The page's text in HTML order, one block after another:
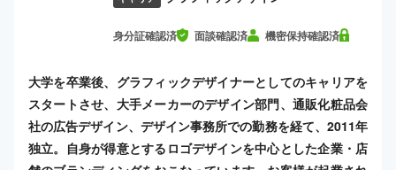
身分証確認済 面談確認済 機密保持確認済
大学を卒業後、グラフィックデザイナーとしてのキャリアを
スタートさせ、大手メーカーのデザイン部門、通販化粧品会
社の広告デザイン、デザイン事務所での勤務を経て、2011年
独立。自身が得意とするロゴデザインを中心とした企業・店